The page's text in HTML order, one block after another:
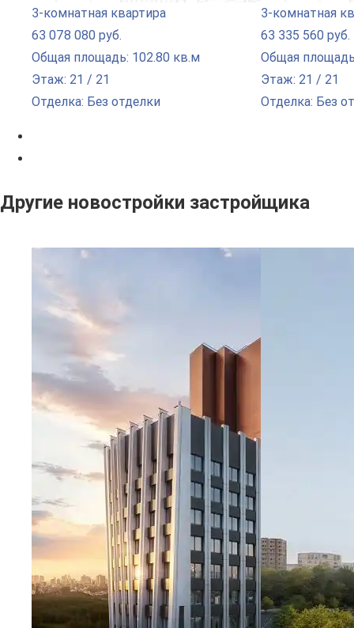
3-комнатная квартира
63 078 080 руб.
Общая площадь: 102.80 кв.м
Этаж: 21 / 21
Отделка: Без отделки
3-комнатная
63 335 560 руб.
Общая
Этаж: 21 / 21
Отделка: Без
Другие новостройки застройщика